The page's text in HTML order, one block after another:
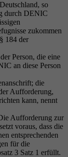
so
durch DENIC
zukommen
184 der
Person, die eine
an diese Person
die
Aufforderung,
kann, nennt
Aufforderung zur
voraus, dass die
entsprechenden
für die
3 Satz 1 erfüllt.